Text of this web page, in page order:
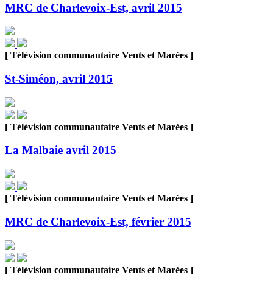
MRC de Charlevoix-Est, avril 2015
[ Télévision communautaire Vents et Marées ]
St-Siméon, avril 2015
[ Télévision communautaire Vents et Marées ]
La Malbaie avril 2015
[ Télévision communautaire Vents et Marées ]
MRC de Charlevoix-Est, février 2015
[ Télévision communautaire Vents et Marées ]